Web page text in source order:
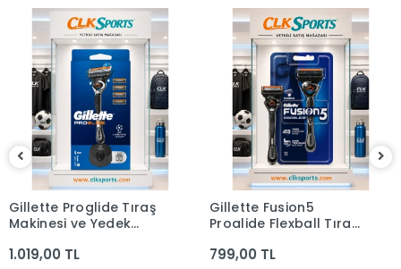
Gillette Proglide Tıraş
Makinesi ve Yedek
Bıçağı Standı
1.019,00 TL
Gillette Fusion5
Proglide Flexball Tıraş
799,00 TL